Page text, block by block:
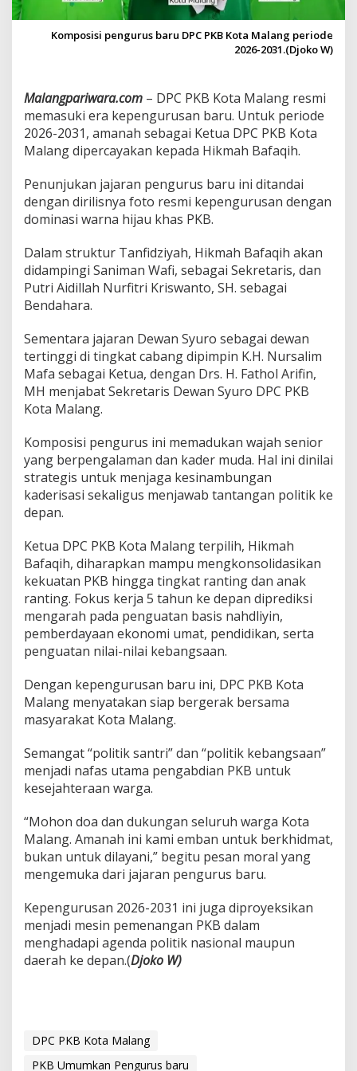
n
e
r
d
n
K
d
e
r
M
d
a
Komposisi pengurus baru DPC PKB Kota Malang periode
2026-2031.(Djoko W)
Malangpariwara.com – DPC PKB Kota Malang resmi
memasuki era kepengurusan baru. Untuk periode
2026-2031, amanah sebagai Ketua DPC PKB Kota
Malang dipercayakan kepada Hikmah Bafaqih.
Penunjukan jajaran pengurus baru ini ditandai
dengan dirilisnya foto resmi kepengurusan dengan
dominasi warna hijau khas PKB.
Dalam struktur Tanfidziyah, Hikmah Bafaqih akan
didampingi Saniman Wafi, sebagai Sekretaris, dan
Putri Aidillah Nurfitri Kriswanto, SH. sebagai
Bendahara.
Sementara jajaran Dewan Syuro sebagai dewan
tertinggi di tingkat cabang dipimpin K.H. Nursalim
Mafa sebagai Ketua, dengan Drs. H. Fathol Arifin,
MH menjabat Sekretaris Dewan Syuro DPC PKB
Kota Malang.
Komposisi pengurus ini memadukan wajah senior
yang berpengalaman dan kader muda. Hal ini dinilai
strategis untuk menjaga kesinambungan
kaderisasi sekaligus menjawab tantangan politik ke
depan.
Ketua DPC PKB Kota Malang terpilih, Hikmah
Bafaqih, diharapkan mampu mengkonsolidasikan
kekuatan PKB hingga tingkat ranting dan anak
ranting. Fokus kerja 5 tahun ke depan diprediksi
mengarah pada penguatan basis nahdliyin,
pemberdayaan ekonomi umat, pendidikan, serta
penguatan nilai-nilai kebangsaan.
Dengan kepengurusan baru ini, DPC PKB Kota
Malang menyatakan siap bergerak bersama
masyarakat Kota Malang.
Semangat “politik santri” dan “politik kebangsaan”
menjadi nafas utama pengabdian PKB untuk
kesejahteraan warga.
“Mohon doa dan dukungan seluruh warga Kota
Malang. Amanah ini kami emban untuk berkhidmat,
bukan untuk dilayani,” begitu pesan moral yang
mengemuka dari jajaran pengurus baru.
Kepengurusan 2026-2031 ini juga diproyeksikan
menjadi mesin pemenangan PKB dalam
menghadapi agenda politik nasional maupun
daerah ke depan.(Djoko W)
DPC PKB Kota Malang
PKB Umumkan Pengurus baru